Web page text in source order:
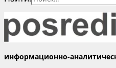
информационно-